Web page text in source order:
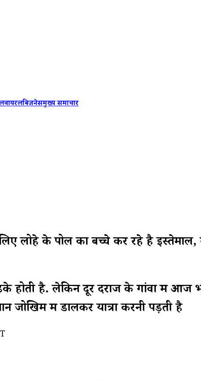
वायरलबिजनेसमुख्य समाचार
लोहे के पोल का बच्चे कर रहे है इस्तेमाल,
है. लेकिन दूर दराज के गांवों में आज
जोखिम में डालकर यात्रा करनी पड़ती है